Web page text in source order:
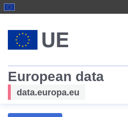
European data
data.europa.eu